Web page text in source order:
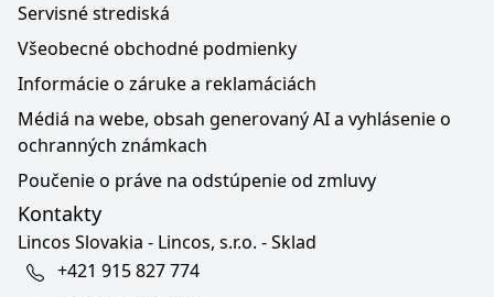
Servisné strediská
Všeobecné obchodné podmienky
Informácie o záruke a reklamáciách
Médiá na webe, obsah generovaný AI a vyhlásenie o
ochranných známkach
Poučenie o práve na odstúpenie od zmluvy
Kontakty
Lincos Slovakia - Lincos, s.r.o. - Sklad
+421 915 827 774